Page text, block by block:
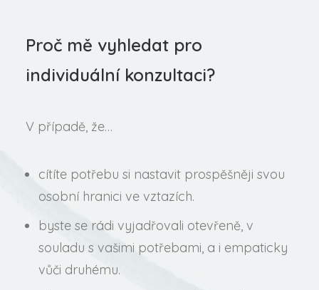
Proč mě vyhledat pro
individuální konzultaci?
V případě, že…
cítíte potřebu si nastavit prospěšněji svou
osobní hranici ve vztazích.
byste se rádi vyjadřovali otevřeně, v
souladu s vašimi potřebami, a i empaticky
vůči druhému.